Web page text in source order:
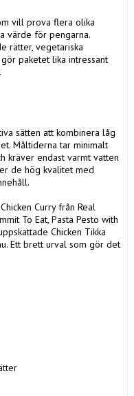
vill prova flera olika
värde för pengarna.
rätter, vegetariska
paketet lika intressant
sätten att kombinera låg
Måltiderna tar minimalt
kräver endast varmt vatten
de hög kvalitet med
Curry från Real
To Eat, Pasta Pesto with
Chicken Tikka
Ett brett urval som gör det